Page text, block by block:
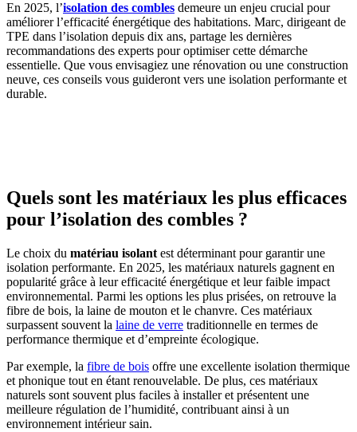
En 2025, l’isolation des combles demeure un enjeu crucial pour
améliorer l’efficacité énergétique des habitations. Marc, dirigeant de
TPE dans l’isolation depuis dix ans, partage les dernières
recommandations des experts pour optimiser cette démarche
essentielle. Que vous envisagiez une rénovation ou une construction
neuve, ces conseils vous guideront vers une isolation performante et
durable.
Quels sont les matériaux les plus efficaces
pour l’isolation des combles ?
Le choix du matériau isolant est déterminant pour garantir une
isolation performante. En 2025, les matériaux naturels gagnent en
popularité grâce à leur efficacité énergétique et leur faible impact
environnemental. Parmi les options les plus prisées, on retrouve la
fibre de bois, la laine de mouton et le chanvre. Ces matériaux
surpassent souvent la laine de verre traditionnelle en termes de
performance thermique et d’empreinte écologique.
Par exemple, la fibre de bois offre une excellente isolation thermique
et phonique tout en étant renouvelable. De plus, ces matériaux
naturels sont souvent plus faciles à installer et présentent une
meilleure régulation de l’humidité, contribuant ainsi à un
environnement intérieur sain.